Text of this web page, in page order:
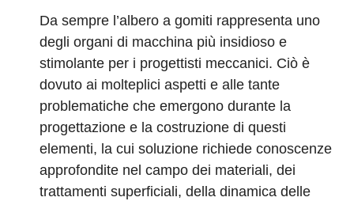
Da sempre l’albero a gomiti rappresenta uno
degli organi di macchina più insidioso e
stimolante per i progettisti meccanici. Ciò è
dovuto ai molteplici aspetti e alle tante
problematiche che emergono durante la
progettazione e la costruzione di questi
elementi, la cui soluzione richiede conoscenze
approfondite nel campo dei materiali, dei
trattamenti superficiali, della dinamica delle